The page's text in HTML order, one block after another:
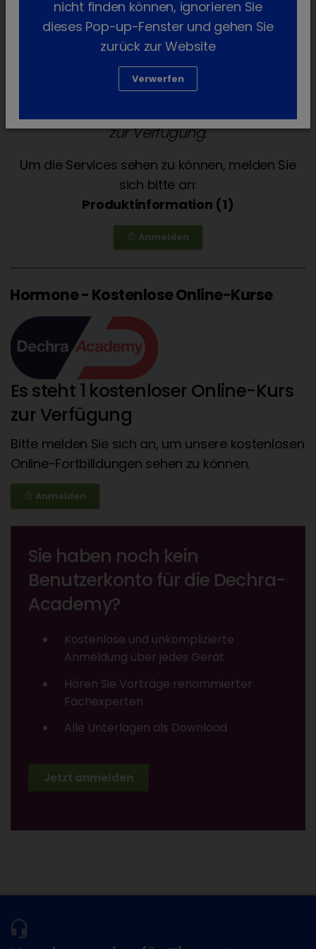
Services für die Tierarztpraxis stehen
zur Verfügung.
Um die Services sehen zu können, melden Sie
sich bitte an:
Produktinformation (1)
lock_outline Anmelden
Hormone - Kostenlose Online-Kurse
Es steht 1 kostenloser Online-Kurs
zur Verfügung
Bitte melden Sie sich an, um unsere kostenlosen
Online-Fortbilldungen sehen zu können.
lock_outline Anmelden
Sie haben noch kein
Benutzerkonto für die Dechra-
Academy?
Kostenlose und unkomplizierte
Anmeldung über jedes Gerät
Hören Sie Vorträge renommierter
Fachexperten
Alle Unterlagen als Download
Jetzt anmelden
nicht finden können, ignorieren Sie
dieses Pop-up-Fenster und gehen Sie
zurück zur Website
Verwerfen